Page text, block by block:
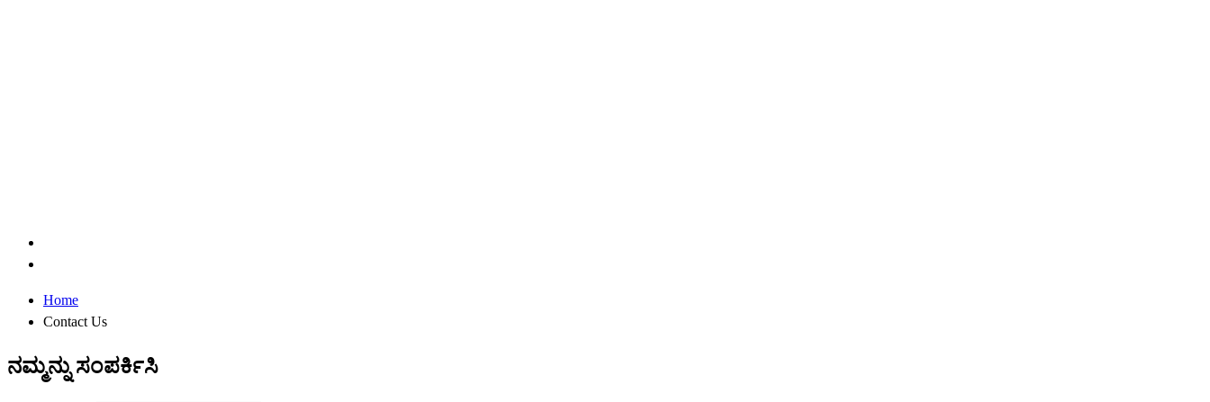
Home
Contact Us
ನಮ್ಮನ್ನು ಸಂಪರ್ಕಿಸಿ